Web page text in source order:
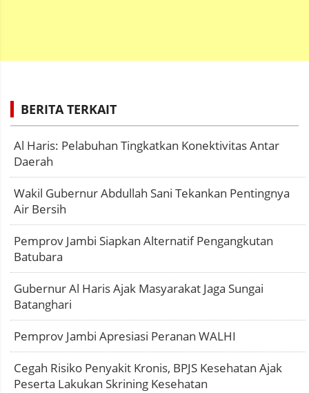
BERITA TERKAIT
Al Haris: Pelabuhan Tingkatkan Konektivitas Antar
Daerah
Wakil Gubernur Abdullah Sani Tekankan Pentingnya
Air Bersih
Pemprov Jambi Siapkan Alternatif Pengangkutan
Batubara
Gubernur Al Haris Ajak Masyarakat Jaga Sungai
Batanghari
Pemprov Jambi Apresiasi Peranan WALHI
Cegah Risiko Penyakit Kronis, BPJS Kesehatan Ajak
Peserta Lakukan Skrining Kesehatan